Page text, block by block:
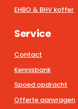
EHBO & BHV koffer
Service
Contact
Kennisbank
Spoed opdracht
Offerte aanvragen